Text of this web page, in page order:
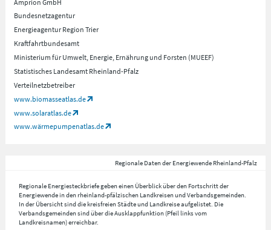
Amprion GmbH
Bundesnetzagentur
Energieagentur Region Trier
Kraftfahrtbundesamt
Ministerium für Umwelt, Energie, Ernährung und Forsten (MUEEF)
Statistisches Landesamt Rheinland-Pfalz
Verteilnetzbetreiber
www.biomasseatlas.de
www.solaratlas.de
www.wärmepumpenatlas.de
Regionale Daten der Energiewende Rheinland-Pfalz
Regionale Energiesteckbriefe geben einen Überblick über den Fortschritt der
Energiewende in den rheinland-pfälzischen Landkreisen und Verbandsgemeinden.
In der Übersicht sind die kreisfreien Städte und Landkreise aufgelistet. Die
Verbandsgemeinden sind über die Ausklappfunktion (Pfeil links vom
Landkreisnamen) erreichbar.